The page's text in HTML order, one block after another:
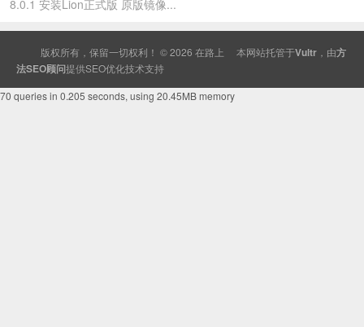
8.0.1 安装Lion正式版 原版镜像...
版权所有，保留一切权利！ © 2026 在路上 本网站托管于Vultr ，由方
法SEO顾问提供SEO优化技术支持
70 queries in 0.205 seconds, using 20.45MB memory